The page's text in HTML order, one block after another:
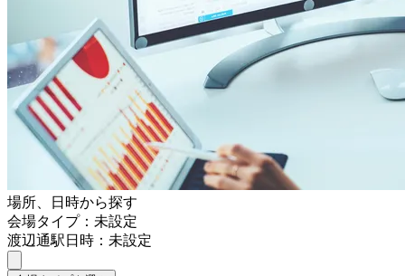
場所、日時から探す
会場タイプ：未設定
渡辺通駅日時：未設定